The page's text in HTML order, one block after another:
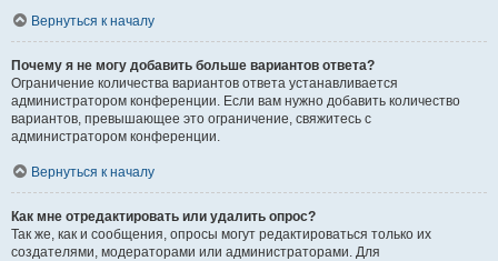
Вернуться к началу
Почему я не могу добавить больше вариантов ответа?
Ограничение количества вариантов ответа устанавливается
администратором конференции. Если вам нужно добавить количество
вариантов, превышающее это ограничение, свяжитесь с
администратором конференции.
Вернуться к началу
Как мне отредактировать или удалить опрос?
Так же, как и сообщения, опросы могут редактироваться только их
создателями, модераторами или администраторами. Для